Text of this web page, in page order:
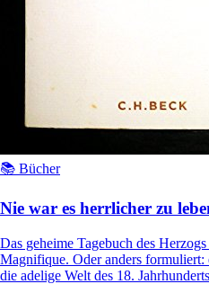
📚 Bücher
Nie war es herrlicher zu
Das geheime Tagebuch des
Magnifique. Oder anders
die adelige Welt des 18.